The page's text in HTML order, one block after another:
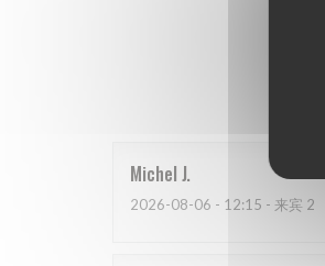
Michel J
2026-08-06 - 12:15 - 来宾 2